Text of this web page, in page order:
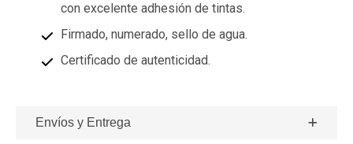
con excelente adhesión de tintas.
Firmado, numerado, sello de agua.
Certificado de autenticidad.
Envíos y Entrega